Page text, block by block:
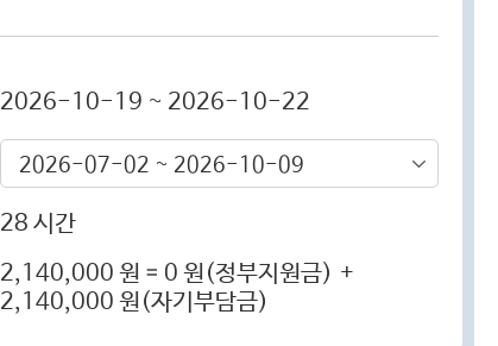
2026-10-19 ~ 2026-10-22
2026-07-02 ~ 2026-10-09
28 시간
2,140,000 원 = 0 원(정부지원금) +
2,140,000 원(자기부담금)